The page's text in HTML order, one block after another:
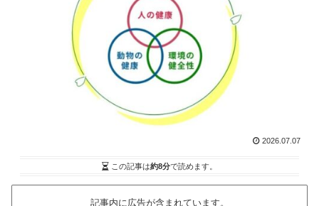
2026.07.07
この記事は約8分で読めます。
記事内に広告が含まれています。